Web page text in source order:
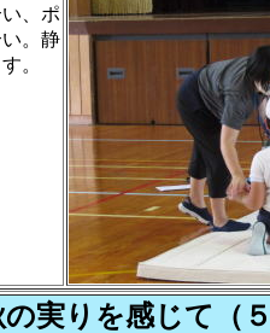
、ポ
。静
。
実りを感じて（